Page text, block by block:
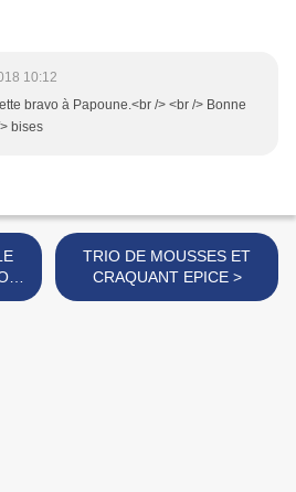
10:12
bravo à Papoune.<br /> <br /> Bonne
bises
TRIO DE MOUSSES ET
CRAQUANT EPICE >